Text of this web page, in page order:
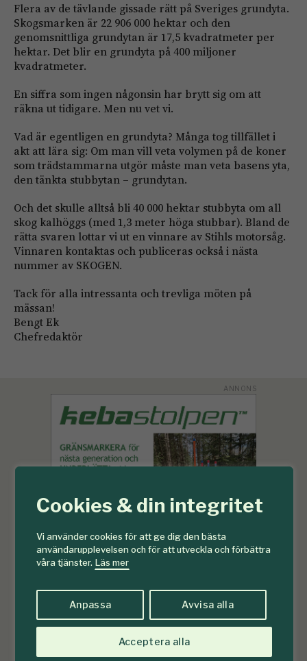
Cookies & din integritet
Vi använder cookies för att ge dig den bästa
användarupplevelsen och för att utveckla och förbättra
våra tjänster. Läs mer
Anpassa Avvisa alla
Acceptera alla
Flera av de tävlande gissade rätt på Sveriges grundyta.
Skogsmarken är 22 906 000 hektar och den
genomsnittliga grundytan är 17,5 kvadratmeter per
hektar. Det blir en grundyta på 400 miljoner
kvadratmeter.
En siffra som ingen någonsin har brytt sig om att
räkna ut tidigare. Men nu vet vi.
Vad är egentligen en grundyta? Många tog tillfället i
akt att lära sig: Om man vill veta volymen på de koner
som trädstammarna utgör måste man veta basens yta,
den tänkta stubbytan – grundytan.
Och det skulle alltså bli 40 000 hektar stubbyta om all
skog kalhöggs (med 1,3 meter höga stubbar). Bland de
rätta svaren lottar vi ut en vinnare av Stihls motorsåg.
Vinnaren kontaktas och publiceras också i nästa
nummer av SKOGEN.
Tack för alla intressanta och trevliga möten på
mässan!
Bengt Ek
Chefredaktör